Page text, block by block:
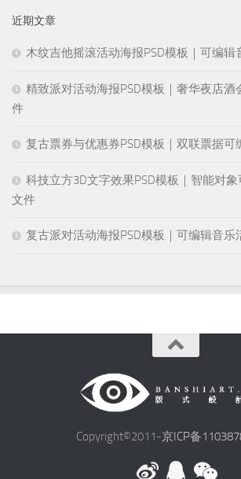
近期文章
木纹吉他摇滚活动海报PSD模板｜可编辑
精致派对活动海报PSD模板｜奢华夜店酒
件
复古票券与优惠券PSD模板｜双联票据可
科技立方3D文字效果PSD模板｜智能对
文件
复古派对活动海报PSD模板｜可编辑音乐
Copyright©2011-京ICP备